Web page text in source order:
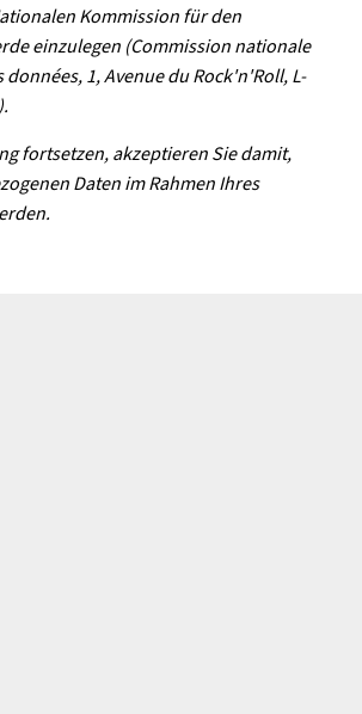
Kommission für den
einzulegen (Commission nationale
1, Avenue du Rock'n'Roll, L-
fortsetzen, akzeptieren Sie damit,
Daten im Rahmen Ihres